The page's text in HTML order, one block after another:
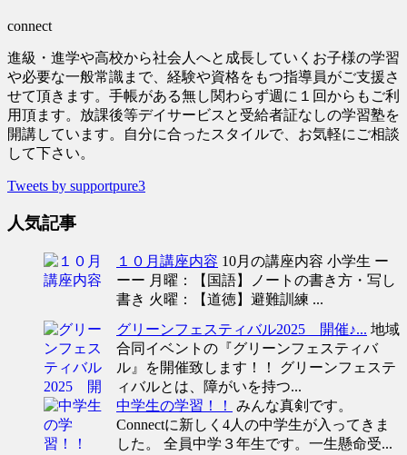
connect
進級・進学や高校から社会人へと成長していくお子様の学習
や必要な一般常識まで、経験や資格をもつ指導員がご支援さ
せて頂きます。手帳がある無し関わらず週に１回からもご利
用頂ます。放課後等デイサービスと受給者証なしの学習塾を
開講しています。自分に合ったスタイルで、お気軽にご相談
して下さい。
Tweets by supportpure3
人気記事
１０月講座内容 10月の講座内容 小学生 ー
ーー 月曜：【国語】ノートの書き方・写し
書き 火曜：【道徳】避難訓練 ...
グリーンフェスティバル2025 開催♪... 地域
合同イベントの『グリーンフェスティバ
ル』を開催致します！！ グリーンフェステ
ィバルとは、障がいを持つ...
中学生の学習！！
みんな真剣です。
Connectに新しく4人の中学生が入ってきま
した。 全員中学３年生です。一生懸命受...